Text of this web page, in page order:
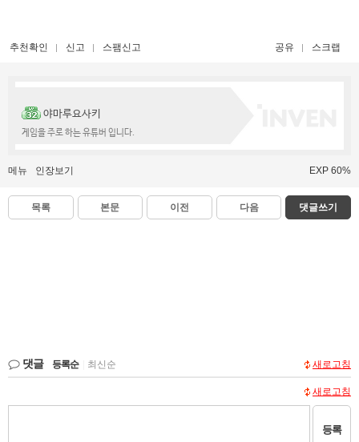
추천확인 신고 스팸신고 공유 스크랩
야마루요사키
게임을 주로 하는 유튜버 입니다.
메뉴 인장보기 EXP 60%
목록 본문 이전 다음 댓글쓰기
댓글 등록순 최신순 새로고침
새로고침
등록